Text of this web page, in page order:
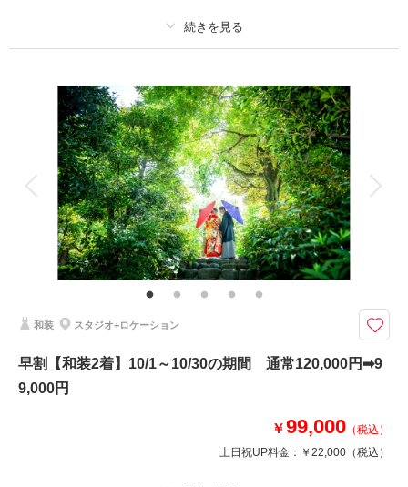
①ウェルカムボードプレゼント
このプランで撮影可能な撮影レポート
撮影日：2026年7月17日
撮影場所：旧安田庭園＋東京駅（東京）
相談予約する
来店・オンライン
撮影日の空き
を確認する
撮影料 新婦衣装1着 新郎衣装1着
着付け ヘアメイク 小物一式
アルバム データ 100 カット 台紙付写真
衣装追加 会食 挙式
家族と撮影 家族用衣装レンタル ペットと撮影
和装の衣裳は180着 浅草橋店・銀座店・阿佐ヶ谷店よりお選び頂けます
【当日は手ぶらでお越し下さいませ！】
★早割★通常料金110,000円から22,000円オフ＝88,000円
プランに含まれる内容
ット・ロケ地迄の移動費
撮影日の空き
を確認する
和装 スタジオ+ロケーション
早割【和装2着】10/1～10/30の期間 通常120,000円➡9
9,000円
￥99,000 （税込）
土日祝UP料金： ￥22,000 （税込）